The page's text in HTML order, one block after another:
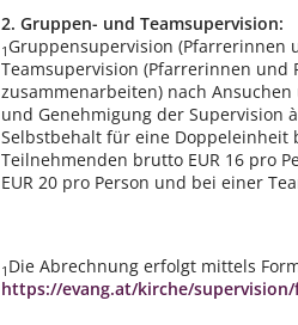
2. Gruppen- und Teamsupervision:
1 Gruppensupervision (Pfarrerinnen
Teamsupervision (Pfarrerinnen
zusammenarbeiten) nach
und Genehmigung der Supervision
Selbstbehalt für eine
Teilnehmenden brutto EUR 16 pro
EUR 20 pro Person und bei einer
1 Die Abrechnung erfolgt mittels
https://evang.at/kirche/